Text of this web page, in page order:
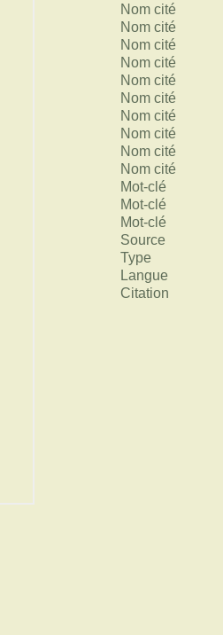
Nom cité
Nom cité
Nom cité
Nom cité
Nom cité
Nom cité
Nom cité
Nom cité
Nom cité
Nom cité
Mot-clé
Mot-clé
Mot-clé
Source
Type
Langue
Citation